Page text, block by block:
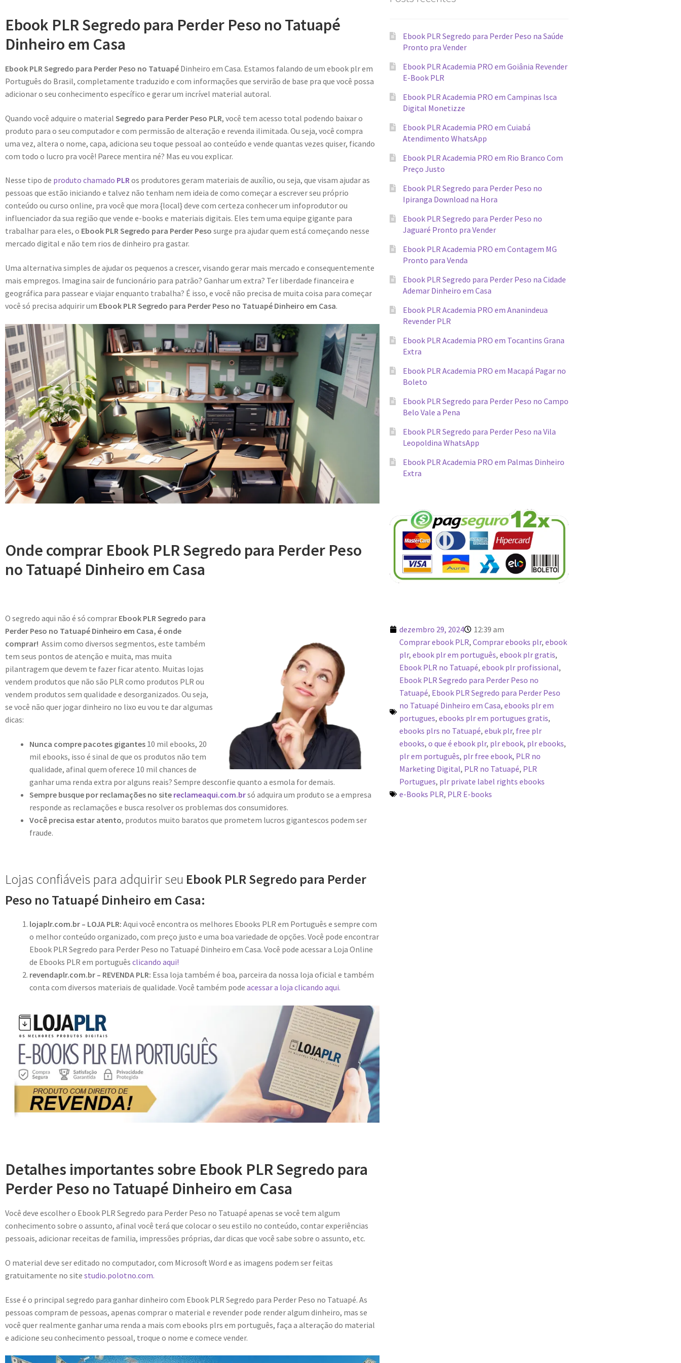
Ebook PLR Segredo para Perder Peso no Tatuapé
Dinheiro em Casa
Ebook PLR Segredo para Perder Peso no Tatuapé Dinheiro em Casa. Estamos falando de um ebook plr em
Português do Brasil, completamente traduzido e com informações que servirão de base pra que você possa
adicionar o seu conhecimento específico e gerar um incrível material autoral.
Quando você adquire o material Segredo para Perder Peso PLR, você tem acesso total podendo baixar o
produto para o seu computador e com permissão de alteração e revenda ilimitada. Ou seja, você compra
uma vez, altera o nome, capa, adiciona seu toque pessoal ao conteúdo e vende quantas vezes quiser, ficando
com todo o lucro pra você! Parece mentira né? Mas eu vou explicar.
Nesse tipo de produto chamado PLRos produtores geram materiais de auxílio, ou seja, que visam ajudar as
pessoas que estão iniciando e talvez não tenham nem ideia de como começar a escrever seu próprio
conteúdo ou curso online, pra você que mora {local} deve com certeza conhecer um infoprodutor ou
influenciador da sua região que vende e-books e materiais digitais. Eles tem uma equipe gigante para
trabalhar para eles, o Ebook PLR Segredo para Perder Peso surge pra ajudar quem está começando nesse
mercado digital e não tem rios de dinheiro pra gastar.
Uma alternativa simples de ajudar os pequenos a crescer, visando gerar mais mercado e consequentemente
mais empregos. Imagina sair de funcionário para patrão? Ganhar um extra? Ter liberdade financeira e
geográfica para passear e viajar enquanto trabalha? É isso, e você não precisa de muita coisa para começar
você só precisa adquirir um Ebook PLR Segredo para Perder Peso no Tatuapé Dinheiro em Casa.
Onde comprar Ebook PLR Segredo para Perder Peso
no Tatuapé Dinheiro em Casa
O segredo aqui não é só comprar Ebook PLR Segredo para
Perder Peso no Tatuapé Dinheiro em Casa, é onde
comprar! Assim como diversos segmentos, este também
tem seus pontos de atenção e muita, mas muita
pilantragem que devem te fazer ficar atento. Muitas lojas
vendem produtos que não são PLR como produtos PLR ou
vendem produtos sem qualidade e desorganizados. Ou seja,
se você não quer jogar dinheiro no lixo eu vou te dar algumas
dicas:
Nunca compre pacotes gigantes 10 mil ebooks, 20
mil ebooks, isso é sinal de que os produtos não tem
qualidade, afinal quem oferece 10 mil chances de
ganhar uma renda extra por alguns reais? Sempre desconfie quanto a esmola for demais.
Sempre busque por reclamações no site reclameaqui.com.brsó adquira um produto se a empresa
responde as reclamações e busca resolver os problemas dos consumidores.
Você precisa estar atento, produtos muito baratos que prometem lucros gigantescos podem ser
fraude.
Lojas confiáveis para adquirir seu Ebook PLR Segredo para Perder
Peso no Tatuapé Dinheiro em Casa:
lojaplr.com.br – LOJA PLR: Aqui você encontra os melhores Ebooks PLR em Português e sempre com
o melhor conteúdo organizado, com preço justo e uma boa variedade de opções. Você pode encontrar
Ebook PLR Segredo para Perder Peso no Tatuapé Dinheiro em Casa. Você pode acessar a Loja Online
de Ebooks PLR em português clicando aqui!
revendaplr.com.br – REVENDA PLR: Essa loja também é boa, parceira da nossa loja oficial e também
conta com diversos materiais de qualidade. Você também pode acessar a loja clicando aqui.
Detalhes importantes sobre Ebook PLR Segredo para
Perder Peso no Tatuapé Dinheiro em Casa
Você deve escolher o Ebook PLR Segredo para Perder Peso no Tatuapé apenas se você tem algum
conhecimento sobre o assunto, afinal você terá que colocar o seu estilo no conteúdo, contar experiências
pessoais, adicionar receitas de familia, impressões próprias, dar dicas que você sabe sobre o assunto, etc.
O material deve ser editado no computador, com Microsoft Word e as imagens podem ser feitas
gratuitamente no site studio.polotno.com.
Esse é o principal segredo para ganhar dinheiro com Ebook PLR Segredo para Perder Peso no Tatuapé. As
pessoas compram de pessoas, apenas comprar o material e revender pode render algum dinheiro, mas se
você quer realmente ganhar uma renda a mais com ebooks plrs em português, faça a alteração do material
e adicione seu conhecimento pessoal, troque o nome e comece vender.
Ebook PLR Segredo para Perder Peso na Saúde
Pronto pra Vender
Ebook PLR Academia PRO em Goiânia Revender
E-Book PLR
Ebook PLR Academia PRO em Campinas Isca
Digital Monetizze
Ebook PLR Academia PRO em Cuiabá
Atendimento WhatsApp
Ebook PLR Academia PRO em Rio Branco Com
Preço Justo
Ebook PLR Segredo para Perder Peso no
Ipiranga Download na Hora
Ebook PLR Segredo para Perder Peso no
Jaguaré Pronto pra Vender
Ebook PLR Academia PRO em Contagem MG
Pronto para Venda
Ebook PLR Segredo para Perder Peso na Cidade
Ademar Dinheiro em Casa
Ebook PLR Academia PRO em Ananindeua
Revender PLR
Ebook PLR Academia PRO em Tocantins Grana
Extra
Ebook PLR Academia PRO em Macapá Pagar no
Boleto
Ebook PLR Segredo para Perder Peso no Campo
Belo Vale a Pena
Ebook PLR Segredo para Perder Peso na Vila
Leopoldina WhatsApp
Ebook PLR Academia PRO em Palmas Dinheiro
Extra
dezembro 29, 2024
12:39 am
Comprar ebook PLR, Comprar ebooks plr, ebook
plr, ebook plr em português, ebook plr gratis,
Ebook PLR no Tatuapé, ebook plr profissional,
Ebook PLR Segredo para Perder Peso no
Tatuapé, Ebook PLR Segredo para Perder Peso
no Tatuapé Dinheiro em Casa, ebooks plr em
portugues, ebooks plr em portugues gratis,
ebooks plrs no Tatuapé, ebuk plr, free plr
ebooks, o que é ebook plr, plr ebook, plr ebooks,
plr em português, plr free ebook, PLR no
Marketing Digital, PLR no Tatuapé, PLR
Portugues, plr private label rights ebooks
e-Books PLR, PLR E-books